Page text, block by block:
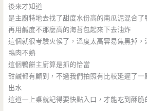
後來才知道
是主廚特地去找了甜度水份高的南瓜泥混合了
再用鹹度不那麼高的海苔包起來下去油炸
這個就很考驗火候了，溫度太高容易焦黑掉
鴨肉不熟
這個鴨餅主廚算是抓的恰當
甜鹹都有顧到，不過我們拍照有比較延遲了
出水
這道一上桌就記得要快點入口，才能吃到酥脆